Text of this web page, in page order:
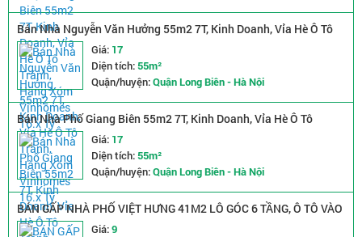
Bán Nhà Nguyễn Văn Hưởng 55m2 7T, Kinh Doanh, Vỉa Hè Ô Tô
Tránh, Hàng Xóm Vinhomes 16.x Tỷ
Giá: 17
Diện tích:55m²
Quận/huyện:Quận Long Biên - Hà Nội
Bán Nhà Phố Giang Biên 55m2 7T, Kinh Doanh, Vỉa Hè Ô Tô
Tránh, Hàng Xóm Vinhomes 16.x Tỷ
Giá: 17
Diện tích:55m²
Quận/huyện:Quận Long Biên - Hà Nội
BÁN GẤP NHÀ PHỐ VIỆT HƯNG 41M2 LÔ GÓC 6 TẦNG, Ô TÔ VÀO
NHÀ, NGÕ THÔNG 8.X TỶ
Giá:9